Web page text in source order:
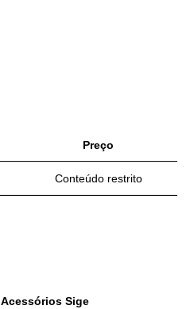
Preço
Conteúdo restrito
Acessórios Sige